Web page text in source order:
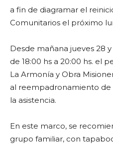
a fin de diagramar el
Comunitarios el próximo
Desde mañana jueves 28
de 18:00 hs a 20:00 hs. el
La Armonía y Obra
al reempadronamiento de
la asistencia.
En este marco, se
grupo familiar, con